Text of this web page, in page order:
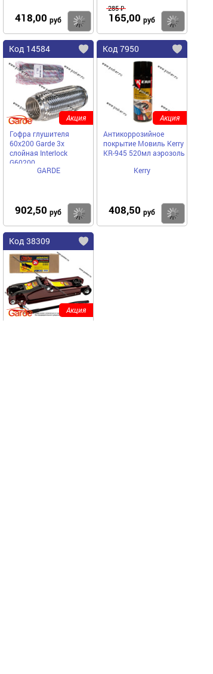
418,00 руб Купить
285 ₽
165,00 руб
Код 14584
Гофра глушителя
60x200 Garde 3х
слойная Interloсk
G60200
GARDE
902,50 руб Купить
Акция
Код 7950
Антикоррозийное
покрытие Мовиль Kerry
KR-945 520мл аэрозоль
Kerry
408,50 руб
Акция
Код 38309
Акция